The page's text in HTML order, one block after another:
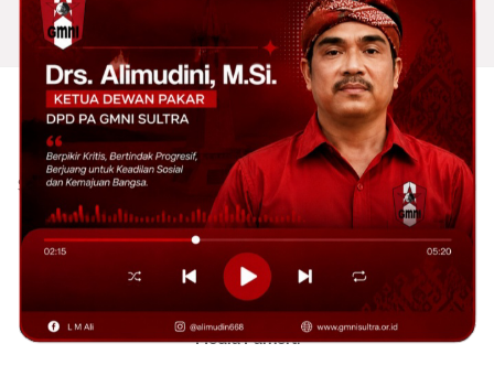
MEDIA GMNI SULTRA adalah Website Resmi GMNI yang ada di
Sultra yang ditujukan sebagai Media Informasi, Perjuangan, dan
Pendidikan
📞 085340863229/082190208534
sultradpdgmni@gmail.com
Media Parnert: